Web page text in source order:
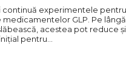
experimentele pentru
GLP. Pe
acestea pot reduce
pentru…